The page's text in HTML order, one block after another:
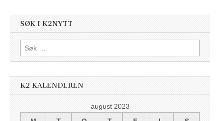
SØK I K2NYTT
Søk
etter:
K2 KALENDEREN
august 2023